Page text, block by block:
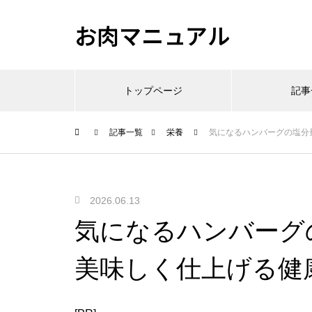
お肉マニュアル
トップページ 記
記事一覧 栄養 気になるハンバーグの塩
2026.06.13
気になるハンバー
美味しく仕上げる健